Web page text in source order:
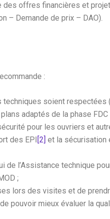
des offres financières et
– Demande de prix – DAO).
:
soient respectées
adaptés de la phase FDC
pour les ouvriers et
des EPI [2] et la sécurisation
de l’Assistance technique
;
lors des visites et de
pouvoir mieux évaluer la